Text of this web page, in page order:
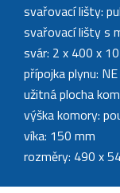
svařovací lišty:
svařovací lišty s
svár: 2 x 400 x
přípojka plynu: NE
užitná plocha
výška komory:
víka: 150 mm
rozměry: 490 x